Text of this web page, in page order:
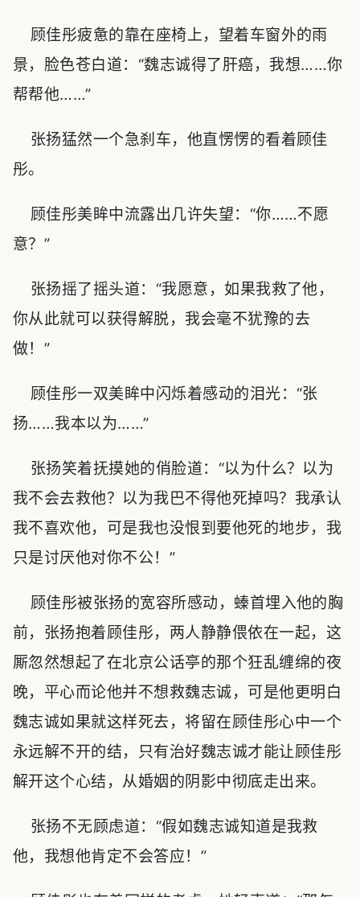
顾佳彤疲惫的靠在座椅上，望着车窗外的雨
景，脸色苍白道：“魏志诚得了肝癌，我想……你
帮帮他……”
张扬猛然一个急刹车，他直愣愣的看着顾佳
彤。
顾佳彤美眸中流露出几许失望：“你……不愿
意？”
张扬摇了摇头道：“我愿意，如果我救了他，
你从此就可以获得解脱，我会毫不犹豫的去
做！”
顾佳彤一双美眸中闪烁着感动的泪光：“张
扬……我本以为……”
张扬笑着抚摸她的俏脸道：“以为什么？以为
我不会去救他？以为我巴不得他死掉吗？我承认
我不喜欢他，可是我也没恨到要他死的地步，我
只是讨厌他对你不公！”
顾佳彤被张扬的宽容所感动，螓首埋入他的胸
前，张扬抱着顾佳彤，两人静静偎依在一起，这
厮忽然想起了在北京公话亭的那个狂乱缠绵的夜
晚，平心而论他并不想救魏志诚，可是他更明白
魏志诚如果就这样死去，将留在顾佳彤心中一个
永远解不开的结，只有治好魏志诚才能让顾佳彤
解开这个心结，从婚姻的阴影中彻底走出来。
张扬不无顾虑道：“假如魏志诚知道是我救
他，我想他肯定不会答应！”